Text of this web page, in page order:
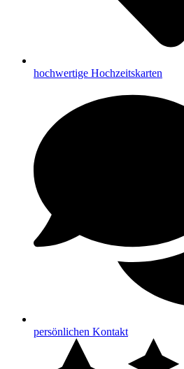
hochwertige Hochzeitskarten
persönlichen Kontakt